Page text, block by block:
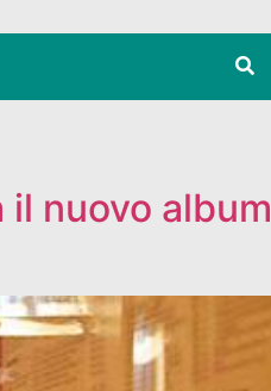
nuovo album